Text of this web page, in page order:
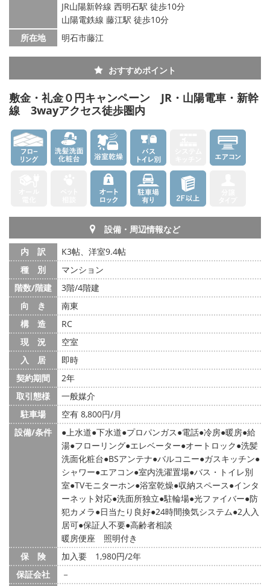
JR山陽新幹線 西明石駅 徒歩10分
山陽電鉄線 藤江駅 徒歩10分
所在地
明石市藤江
おすすめポイント
敷金・礼金０円キャンペーン JR・山陽電車・新幹
線 3wayアクセス徒歩圏内
設備・周辺情報など
内 訳
K3帖、洋室9.4帖
種 別
マンション
階数/階建
3階/4階建
向 き
南東
構 造
RC
現 況
空室
入 居
即時
契約期間
2年
取引態様
一般媒介
駐車場
空有 8,800円/月
設備/条件
上水道 下水道 プロパンガス 電話 冷房 暖房 給
湯 フローリング エレベーター オートロック 洗髪
洗面化粧台 BSアンテナ バルコニー ガスキッチン
シャワー エアコン 室内洗濯置場 バス・トイレ別
室 TVモニターホン 浴室乾燥 収納スペース インタ
ーネット対応 洗面所独立 駐輪場 光ファイバー 防
犯カメラ
日当たり良好 24時間換気システム 2人入
居可 保証人不要 高齢者相談
暖房便座 照明付き
保 険
加入要 1,980円/2年
保証会社
－